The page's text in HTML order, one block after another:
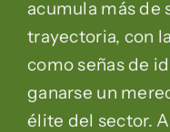
acumula más de
trayectoria, con
como señas de
ganarse un
élite del sector.